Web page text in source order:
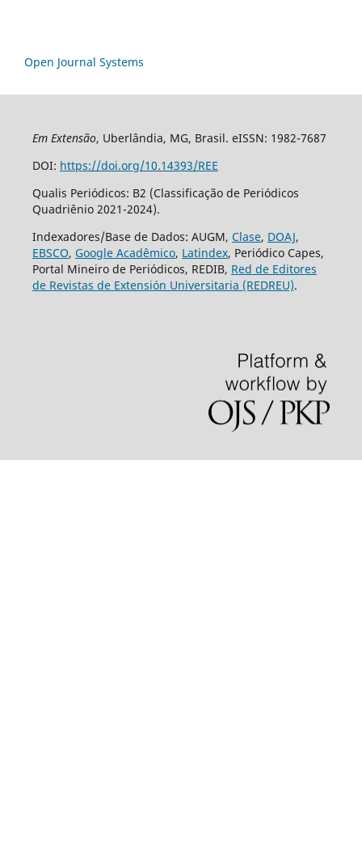
Open Journal Systems
Em Extensão, Uberlândia, MG, Brasil. eISSN: 1982-7687
DOI: https://doi.org/10.14393/REE
Qualis Periódicos: B2 (Classificação de Periódicos
Quadriênio 2021-2024).
Indexadores/Base de Dados: AUGM, Clase, DOAJ,
EBSCO, Google Acadêmico, Latindex, Periódico Capes,
Portal Mineiro de Periódicos, REDIB, Red de Editores
de Revistas de Extensión Universitaria (REDREU).